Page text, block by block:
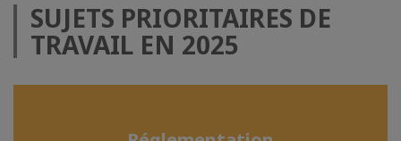
SUJETS PRIORITAIRES DE
TRAVAIL EN 2025